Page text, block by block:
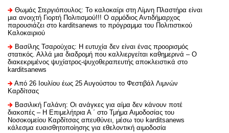
Θωμάς Στεργιόπουλος: Το καλοκαίρι στη Λίμνη Πλαστήρα είναι
μια ανοιχτή Γιορτή Πολιτισμού!!! Ο αρμόδιος Αντιδήμαρχος
παρουσιάζει στο karditsanews το πρόγραμμα του Πολιτιστικού
Καλοκαιριού
Βασίλης Τσαρούχας: Η ευτυχία δεν είναι ένας προορισμός
στατικός. Αλλά μια διαδρομή που καλλιεργείται καθημερινά – Ο
διακεκριμένος ψυχίατρος-ψυχοθεραπευτής αποκλειστικά στο
karditsanews
Από 26 Ιουλίου έως 25 Αυγούστου το Φεστιβάλ Λιμνών
Καρδίτσας
Βασιλική Γαλάνη: Οι ανάγκες για αίμα δεν κάνουν ποτέ
διακοπές – Η Επιμελήτρια Α ΄ στο Τμήμα Αιμοδοσίας του
Νοσοκομείου Καρδίτσας απευθύνει, μέσω του karditsanews
κάλεσμα ευαισθητοποίησης για εθελοντική αιμοδοσία